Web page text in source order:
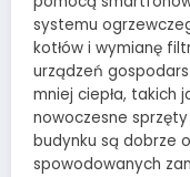
systemu
kotłów i wymianę
urządzeń
mniej ciepła, takich
nowoczesne sprzęty
budynku są dobrze
spowodowanych